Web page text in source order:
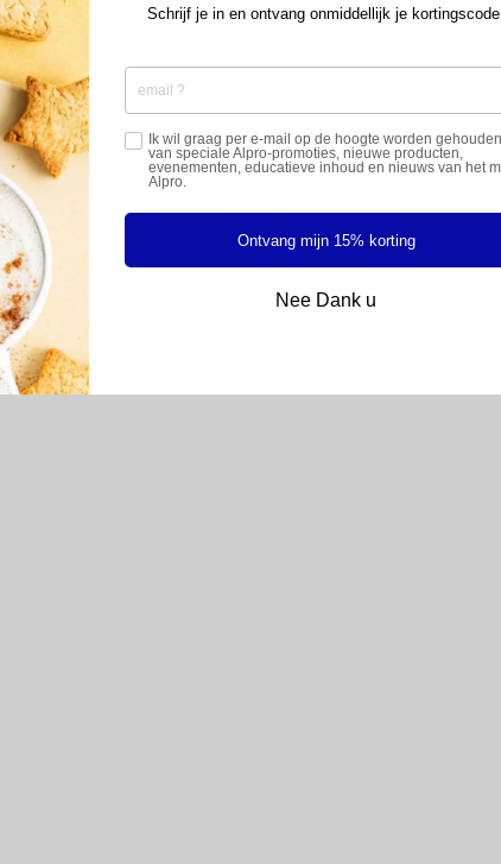
gebruik.
Soja is een uitstekende bron van plantaardige eiwitten en
gekoeld bewaren tussen max +1°C en +7°C en binnen 5
gekaramelliseerde suiker (5%), erwteneiwit, koffie-extract
aroma's, vitaminen (B2, B12, D2)
Vis, Schaaldieren, Noten, Sesamzaad, Pindanoten,
Schrijf je in en ontvang onmiddellijk je
Ik wil graag per e-mail op de hoogte worden gehouden
van speciale Alpro-promoties, nieuwe producten,
evenementen, educatieve inhoud en nieuws van het
Alpro.
Ontvang mijn 15% korting
Nee Dank u